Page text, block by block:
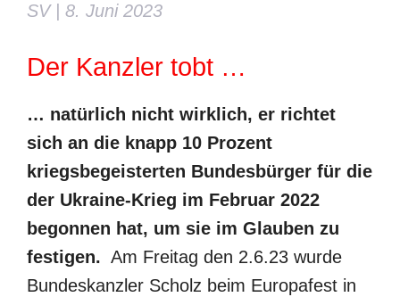
SV | 8. Juni 2023
Der Kanzler tobt …
… natürlich nicht wirklich, er richtet
sich an die knapp 10 Prozent
kriegsbegeisterten Bundesbürger für die
der Ukraine-Krieg im Februar 2022
begonnen hat, um sie im Glauben zu
festigen. Am Freitag den 2.6.23 wurde
Bundeskanzler Scholz beim Europafest in